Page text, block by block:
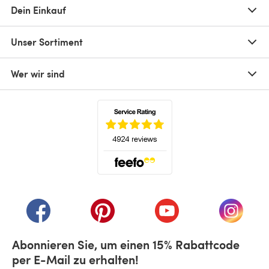
Dein Einkauf
Unser Sortiment
Wer wir sind
(öffnet sich in einem neuen Tab)
(öffnet sich in einem neuen Tab)
(öffnet sich in einem
(öffnet
Abonnieren Sie, um einen 15% Rabattcode
per E-Mail zu erhalten!